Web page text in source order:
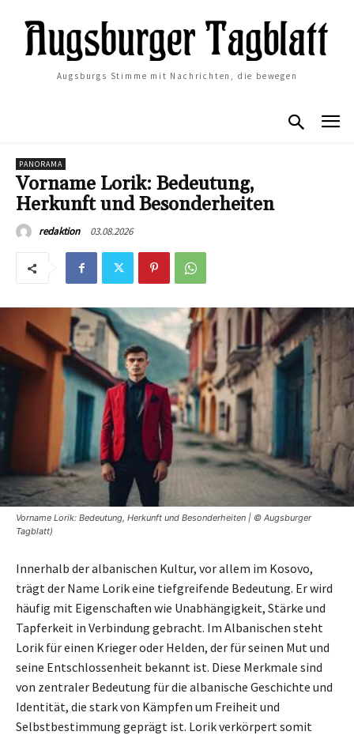
Augsburgs Stimme mit Nachrichten, die bewegen
PANORAMA
Vorname Lorik: Bedeutung,
Herkunft und Besonderheiten
redaktion 03.08.2026
Vorname Lorik: Bedeutung, Herkunft und Besonderheiten | © Augsburger
Tagblatt)
Innerhalb der albanischen Kultur, vor allem im Kosovo,
trägt der Name Lorik eine tiefgreifende Bedeutung. Er wird
häufig mit Eigenschaften wie Unabhängigkeit, Stärke und
Tapferkeit in Verbindung gebracht. Im Albanischen steht
Lorik für einen Krieger oder Helden, der für seinen Mut und
seine Entschlossenheit bekannt ist. Diese Merkmale sind
von zentraler Bedeutung für die albanische Geschichte und
Identität, die stark von Kämpfen um Freiheit und
Selbstbestimmung geprägt ist. Lorik verkörpert somit